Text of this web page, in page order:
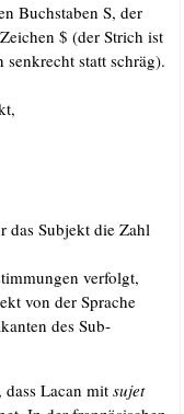
Buch­sta­ben S, der
$ (der Strich ist
statt schräg).
das Sub­jekt die Zahl
ver­folgt,
von der Spra­che
des Sub­
Lacan mit sujet